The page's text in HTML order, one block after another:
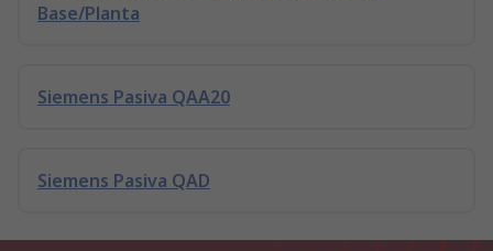
Base/Planta
Siemens Pasiva QAA20
Siemens Pasiva QAD